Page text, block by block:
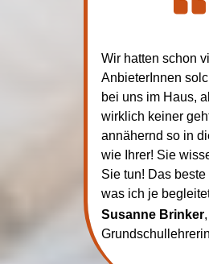
Wir hatten schon
AnbieterInnen
bei uns im Haus,
wirklich keiner
annähernd so in
wie Ihrer! Sie
Sie tun! Das beste
was ich je
Susanne Brinker,
Grundschullehrerin